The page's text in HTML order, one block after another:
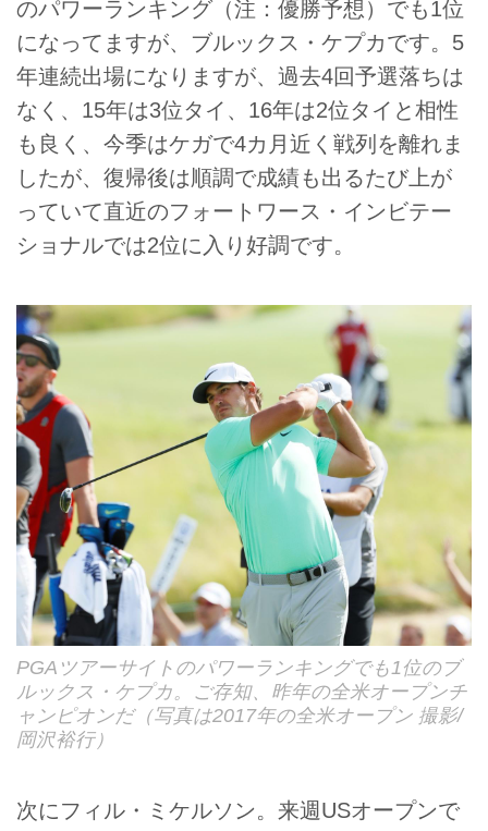
のパワーランキング（注：優勝予想）でも1位
になってますが、ブルックス・ケプカです。5
年連続出場になりますが、過去4回予選落ちは
なく、15年は3位タイ、16年は2位タイと相性
も良く、今季はケガで4カ月近く戦列を離れま
したが、復帰後は順調で成績も出るたび上が
っていて直近のフォートワース・インビテー
ショナルでは2位に入り好調です。
PGAツアーサイトのパワーランキングでも1位のブ
ルックス・ケプカ。ご存知、昨年の全米オープンチ
ャンピオンだ（写真は2017年の全米オープン 撮影/
岡沢裕行）
次にフィル・ミケルソン。来週USオープンで